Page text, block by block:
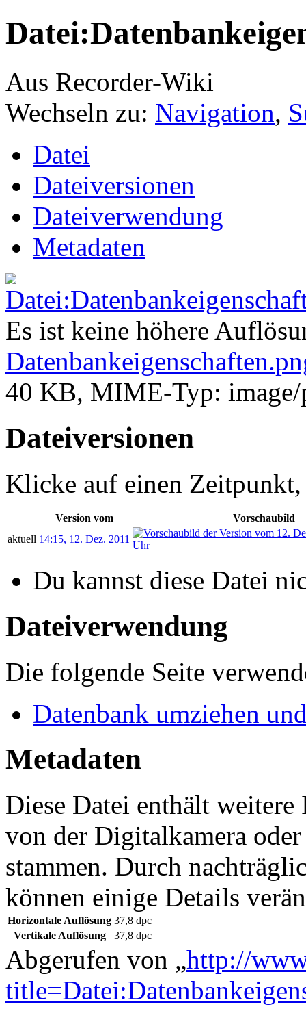
Aus Recorder-Wiki
Wechseln zu: Navigation,
Datei
Dateiversionen
Dateiverwendung
Metadaten
Es ist keine höhere
40 KB, MIME-Typ:
Dateiversionen
Klicke auf einen Zeitpunkt,
Version vom
Vorschaubild
aktuell 14:15, 12. Dez. 2011
Du kannst diese Datei
Dateiverwendung
Die folgende Seite
Datenbank umziehen
Metadaten
Diese Datei enthält
von der Digitalkamera
stammen. Durch
können einige Details
Horizontale Auflösung 37,8 dpc
Vertikale Auflösung
37,8 dpc
Abgerufen von „http://